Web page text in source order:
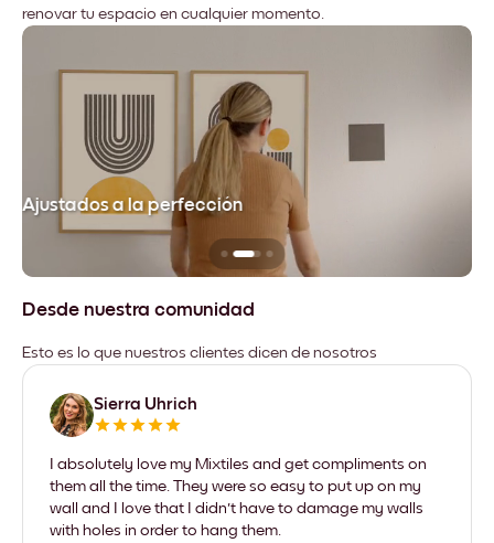
renovar tu espacio en cualquier momento.
Ajustados a la perfección
Desde nuestra comunidad
Esto es lo que nuestros clientes dicen de nosotros
Sierra Uhrich
I absolutely love my Mixtiles and get compliments on
them all the time. They were so easy to put up on my
wall and I love that I didn't have to damage my walls
with holes in order to hang them.